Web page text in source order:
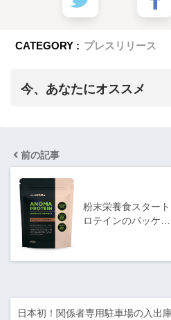
CATEGORY : プレスリリース
今、あなたにオススメ
前の記事
粉末栄養食スター
ロテインのパッケ…
日本初！関係者専用駐車場の入出